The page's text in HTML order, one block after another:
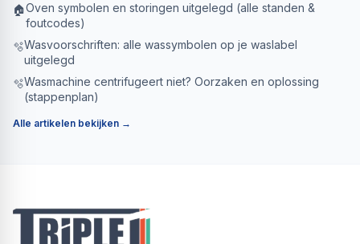
🏠Oven symbolen en storingen uitgelegd (alle standen &
foutcodes)
🫧Wasvoorschriften: alle wassymbolen op je waslabel
uitgelegd
🫧Wasmachine centrifugeert niet? Oorzaken en oplossing
(stappenplan)
Alle artikelen bekijken →